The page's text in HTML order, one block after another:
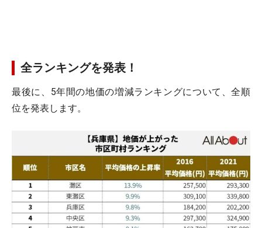
全ランキングを発表！
最後に、5年間の地価の増減ランキングについて、全順
位を発表します。